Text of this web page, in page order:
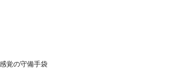
覚の守備手袋